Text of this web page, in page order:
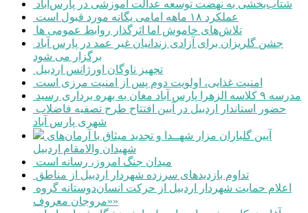
شتاب‌بخشی به نهضت توسعه عدالت آموزشی در پارس‌آباد
عملکرد ۱۸ ماهه امامی یگانه مورد قبول است
تلاش‌های خاموش اما اثرگذار روابط عمومی ها
برگزار می شود
تجهیز ناوگان اورژانس اردبیل
امنیت غذایی، اولویت دوم پس از امنیت مرزی است
مدرسه ۹ کلاسه الزهرا پارس آباد مغان به بهره برداری رسید
شهری پارس آباد
شهیدان والامقام اردبیل
میدان جنگ امروز، رسانه است
تداوم بازدیدهای سرزده شهردار اردبیل از مناطق
«مروجان معروف»